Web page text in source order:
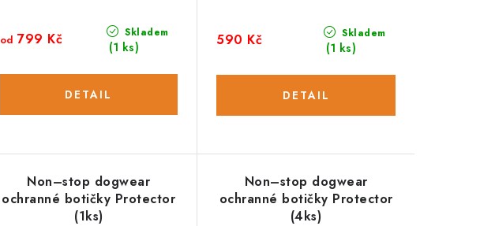
Skladem
(1 ks)
od 799 Kč Skladem
(1 ks)
590 Kč
Non–stop dogwear
ochranné botičky Protector
(1ks)
Non–stop dogwear
ochranné botičky Protector
(4ks)